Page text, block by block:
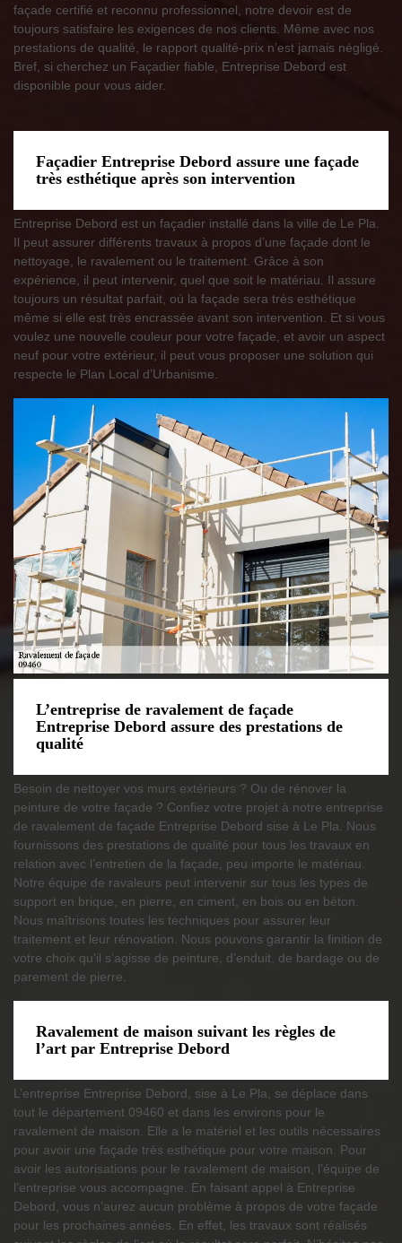
façade certifié et reconnu professionnel, notre devoir est de
toujours satisfaire les exigences de nos clients. Même avec nos
prestations de qualité, le rapport qualité-prix n’est jamais négligé.
Bref, si cherchez un Façadier fiable, Entreprise Debord est
disponible pour vous aider.
Façadier Entreprise Debord assure une façade
très esthétique après son intervention
Entreprise Debord est un façadier installé dans la ville de Le Pla.
Il peut assurer différents travaux à propos d’une façade dont le
nettoyage, le ravalement ou le traitement. Grâce à son
expérience, il peut intervenir, quel que soit le matériau. Il assure
toujours un résultat parfait, où la façade sera très esthétique
même si elle est très encrassée avant son intervention. Et si vous
voulez une nouvelle couleur pour votre façade, et avoir un aspect
neuf pour votre extérieur, il peut vous proposer une solution qui
respecte le Plan Local d’Urbanisme.
L’entreprise de ravalement de façade
Entreprise Debord assure des prestations de
qualité
Besoin de nettoyer vos murs extérieurs ? Ou de rénover la
peinture de votre façade ? Confiez votre projet à notre entreprise
de ravalement de façade Entreprise Debord sise à Le Pla. Nous
fournissons des prestations de qualité pour tous les travaux en
relation avec l’entretien de la façade, peu importe le matériau.
Notre équipe de ravaleurs peut intervenir sur tous les types de
support en brique, en pierre, en ciment, en bois ou en béton.
Nous maîtrisons toutes les techniques pour assurer leur
traitement et leur rénovation. Nous pouvons garantir la finition de
votre choix qu'il s’agisse de peinture, d’enduit, de bardage ou de
parement de pierre.
Ravalement de maison suivant les règles de
l’art par Entreprise Debord
L’entreprise Entreprise Debord, sise à Le Pla, se déplace dans
tout le département 09460 et dans les environs pour le
ravalement de maison. Elle a le matériel et les outils nécessaires
pour avoir une façade très esthétique pour votre maison. Pour
avoir les autorisations pour le ravalement de maison, l’équipe de
l’entreprise vous accompagne. En faisant appel à Entreprise
Debord, vous n’aurez aucun problème à propos de votre façade
pour les prochaines années. En effet, les travaux sont réalisés